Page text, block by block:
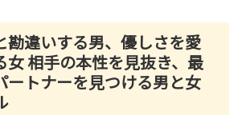
勘違いする男、優しさを愛
女 相手の本性を見抜き、最
ートナーを見つける男と女